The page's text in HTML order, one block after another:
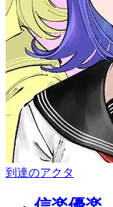
到達のアクタ